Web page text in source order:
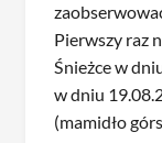
Pierwszy raz
Śnieżce w
w dniu
(mamidło